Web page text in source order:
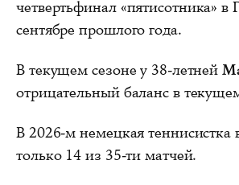
четвертьфинал «пятисотника» в
сентябре прошлого года.
В текущем сезоне у 38-летней
отрицательный баланс в
В 2026-м немецкая теннисистка
только 14 из 35-ти матчей.